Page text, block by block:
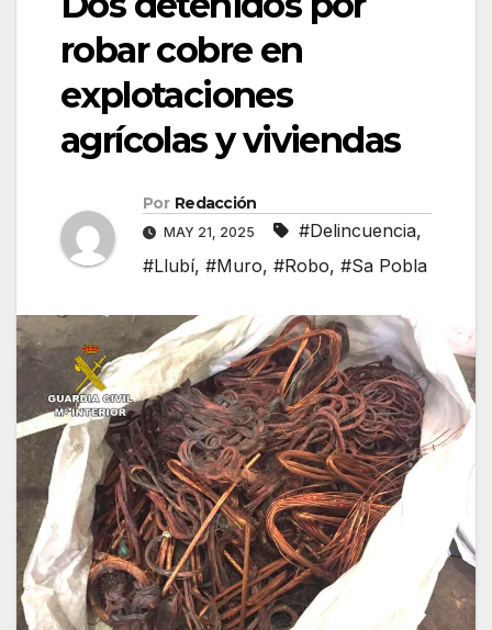
robar cobre en
explotaciones
agrícolas y viviendas
Por Redacción
MAY 21, 2025 #Delincuencia,
#Llubí, #Muro, #Robo, #Sa Pobla